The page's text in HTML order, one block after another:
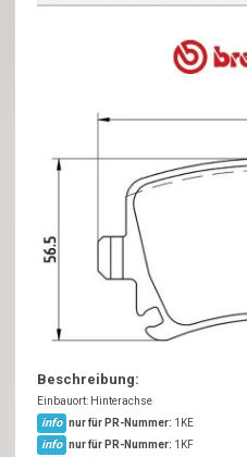
Beschreibung:
Einbauort: Hinterachse
info nur für PR-Nummer: 1KE
info nur für PR-Nummer: 1KF